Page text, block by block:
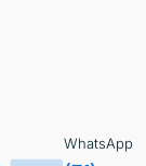
WhatsApp